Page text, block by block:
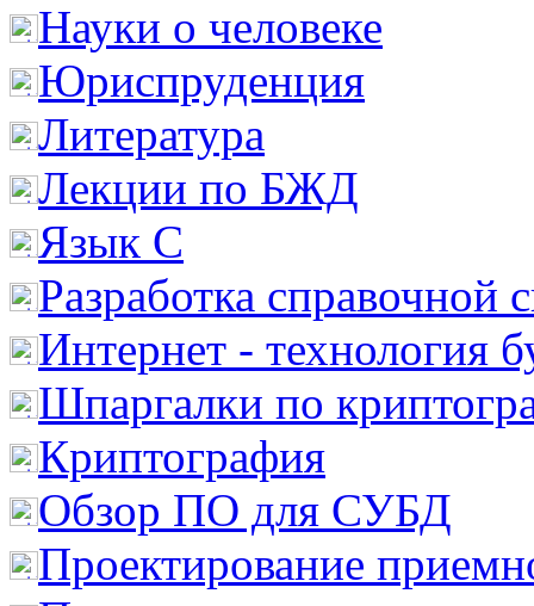
Науки о человеке
Юриспруденция
Литература
Лекции по БЖД
Язык С
Разработка справочной
Интернет - технология
Шпаргалки по
Криптография
Обзор ПО для СУБД
Проектирование